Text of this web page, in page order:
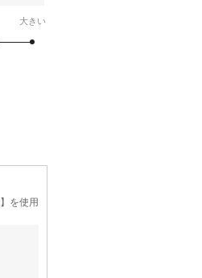
大きい
】を使用